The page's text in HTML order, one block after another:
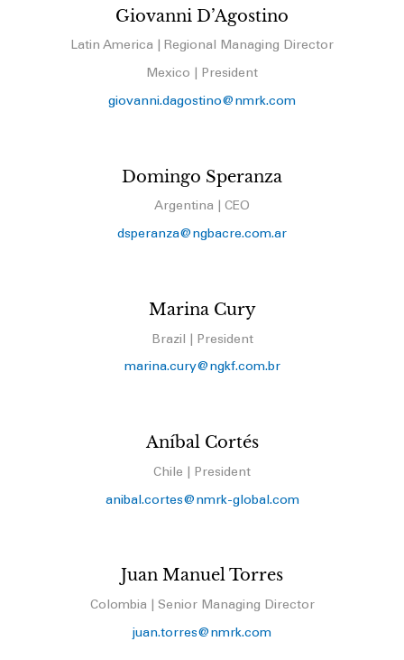
Giovanni D’Agostino
Latin America | Regional Managing Director
Mexico | President
giovanni.dagostino@nmrk.com
Domingo Speranza
Argentina | CEO
dsperanza@ngbacre.com.ar
Marina Cury
Brazil | President
marina.cury@ngkf.com.br
Aníbal Cortés
Chile | President
anibal.cortes@nmrk-global.com
Juan Manuel Torres
Colombia | Senior Managing Director
juan.torres@nmrk.com